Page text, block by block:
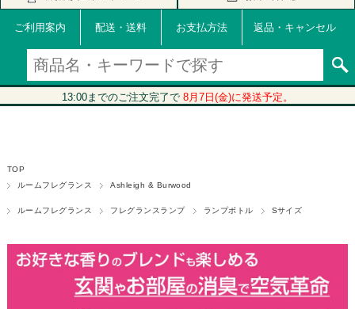
ご利用案内 配送・送料 お支払方法 返品・キャンセル
TOP
ルームフレグランス
Ashleigh & Burwood
ルームフレグランス フレグランスランプ ランプボトル Sサイズ